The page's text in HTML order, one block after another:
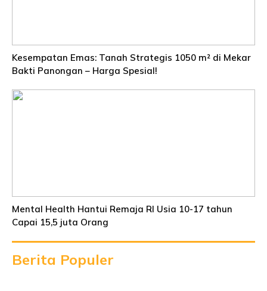
Kesempatan Emas: Tanah Strategis 1050 m² di Mekar
Bakti Panongan – Harga Spesial!
Mental Health Hantui Remaja RI Usia 10-17 tahun
Capai 15,5 juta Orang
Berita Populer